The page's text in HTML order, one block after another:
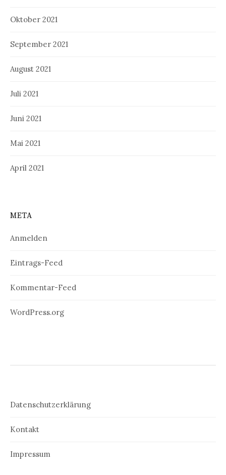
Oktober 2021
September 2021
August 2021
Juli 2021
Juni 2021
Mai 2021
April 2021
META
Anmelden
Eintrags-Feed
Kommentar-Feed
WordPress.org
Datenschutzerklärung
Kontakt
Impressum